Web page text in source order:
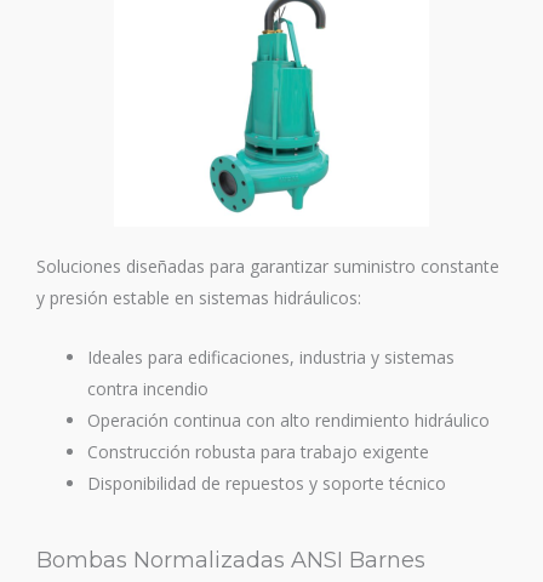
Soluciones diseñadas para garantizar suministro constante
y presión estable en sistemas hidráulicos:
Ideales para edificaciones, industria y sistemas
contra incendio
Operación continua con alto rendimiento hidráulico
Construcción robusta para trabajo exigente
Disponibilidad de repuestos y soporte técnico
Bombas Normalizadas ANSI Barnes